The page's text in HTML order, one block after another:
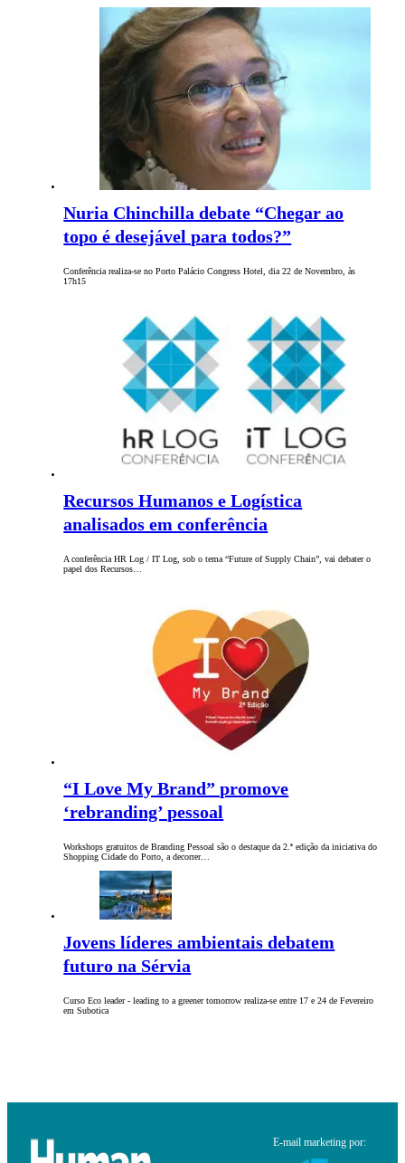
Nuria Chinchilla debate “Chegar ao
topo é desejável para todos?”
Conferência realiza-se no Porto Palácio Congress Hotel, dia 22 de Novembro, às
17h15
Recursos Humanos e Logística
analisados em conferência
A conferência HR Log / IT Log, sob o tema “Future of Supply Chain”, vai debater o
papel dos Recursos…
“I Love My Brand” promove
‘rebranding’ pessoal
Workshops gratuitos de Branding Pessoal são o destaque da 2.ª edição da iniciativa do
Shopping Cidade do Porto, a decorrer…
Jovens líderes ambientais debatem
futuro na Sérvia
Curso Eco leader - leading to a greener tomorrow realiza-se entre 17 e 24 de Fevereiro
em Subotica
E-mail marketing por: